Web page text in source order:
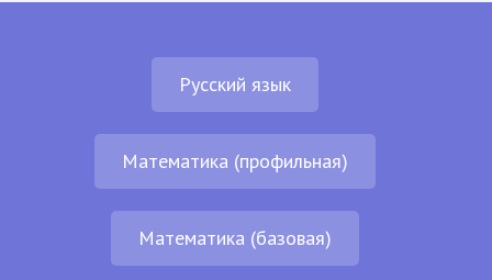
Русский язык
Математика (профильная)
Математика (базовая)